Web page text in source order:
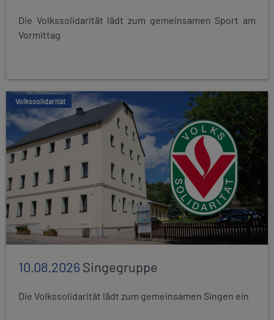
Die Volkssolidarität lädt zum gemeinsamen Sport am
Vormittag
Volkssolidarität
10.08.2026Singegruppe
Die Volkssolidarität lädt zum gemeinsamen Singen ein